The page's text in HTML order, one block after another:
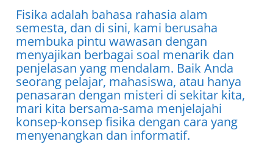
Fisika adalah bahasa rahasia alam
semesta, dan di sini, kami berusaha
membuka pintu wawasan dengan
menyajikan berbagai soal menarik dan
penjelasan yang mendalam. Baik Anda
seorang pelajar, mahasiswa, atau hanya
penasaran dengan misteri di sekitar kita,
mari kita bersama-sama menjelajahi
konsep-konsep fisika dengan cara yang
menyenangkan dan informatif.